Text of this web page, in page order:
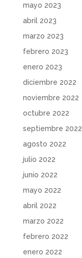
mayo 2023
abril 2023
marzo 2023
febrero 2023
enero 2023
diciembre 2022
noviembre 2022
octubre 2022
septiembre 2022
agosto 2022
julio 2022
junio 2022
mayo 2022
abril 2022
marzo 2022
febrero 2022
enero 2022